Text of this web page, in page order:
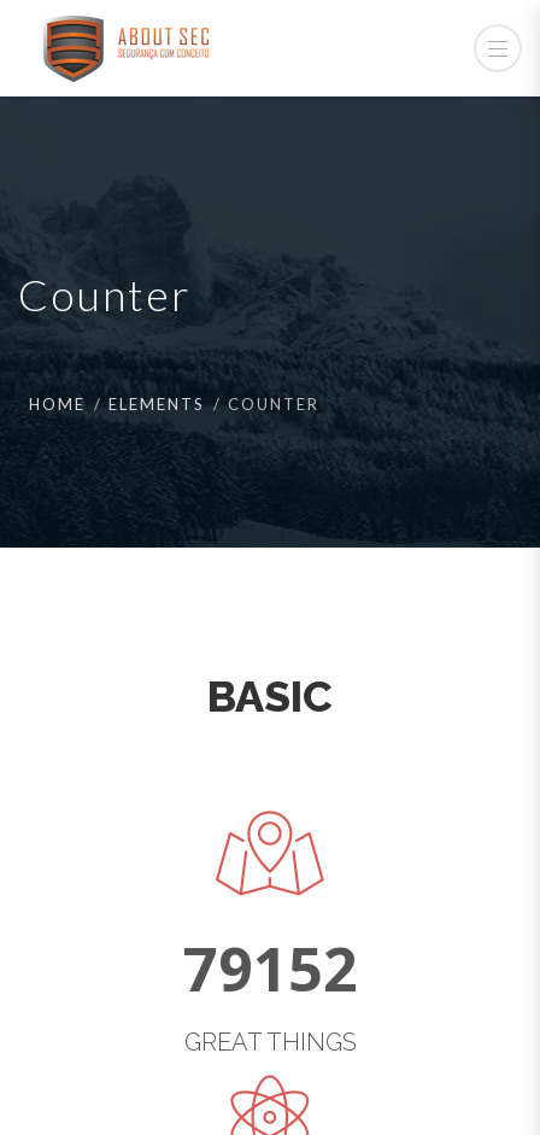
Counter
HOME ELEMENTS COUNTER
BASIC
79152
GREAT THINGS